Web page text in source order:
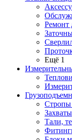
Ремонт
Ещё 1
Стропы
Захваты
Тали,